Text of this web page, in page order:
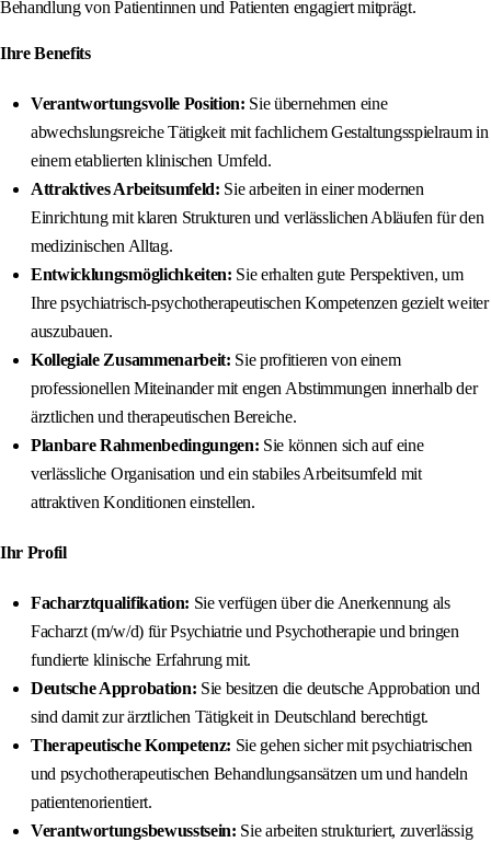
Behandlung von Patientinnen und Patienten engagiert mitprägt.
Ihre Benefits
Verantwortungsvolle Position: Sie übernehmen eine
abwechslungsreiche Tätigkeit mit fachlichem Gestaltungsspielraum in
einem etablierten klinischen Umfeld.
Attraktives Arbeitsumfeld: Sie arbeiten in einer modernen
Einrichtung mit klaren Strukturen und verlässlichen Abläufen für den
medizinischen Alltag.
Entwicklungsmöglichkeiten: Sie erhalten gute Perspektiven, um
Ihre psychiatrisch-psychotherapeutischen Kompetenzen gezielt weiter
auszubauen.
Kollegiale Zusammenarbeit: Sie profitieren von einem
professionellen Miteinander mit engen Abstimmungen innerhalb der
ärztlichen und therapeutischen Bereiche.
Planbare Rahmenbedingungen: Sie können sich auf eine
verlässliche Organisation und ein stabiles Arbeitsumfeld mit
attraktiven Konditionen einstellen.
Ihr Profil
Facharztqualifikation: Sie verfügen über die Anerkennung als
Facharzt (m/w/d) für Psychiatrie und Psychotherapie und bringen
fundierte klinische Erfahrung mit.
Deutsche Approbation: Sie besitzen die deutsche Approbation und
sind damit zur ärztlichen Tätigkeit in Deutschland berechtigt.
Therapeutische Kompetenz: Sie gehen sicher mit psychiatrischen
und psychotherapeutischen Behandlungsansätzen um und handeln
patientenorientiert.
Verantwortungsbewusstsein: Sie arbeiten strukturiert, zuverlässig